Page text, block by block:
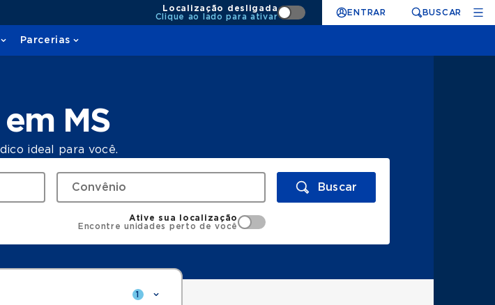
Localização desligada
Clique ao lado para ativar
ENTRAR BUSCAR
Parcerias
MS
ideal para você.
Buscar
Ative sua localização
Encontre unidades perto de você
1